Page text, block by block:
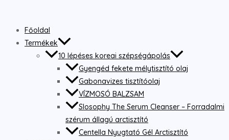
contentFőoldal
Termékek
10 lépéses koreai szépségápolás
Gyengéd fekete mélytisztító olaj
Gabonavizes tisztítóolaj
VÍZMOSÓ BALZSAM
Slosophy The Serum Cleanser – Forradalmi
szérum állagú arctisztító
Centella Nyugtató Gél Arctisztító